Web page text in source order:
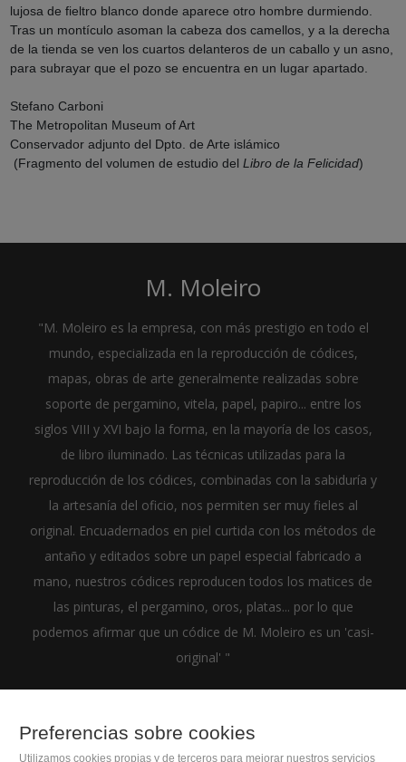
lujosa de fieltro blanco donde aparece otro hombre durmiendo.
Tras un montículo asoman la cabeza dos camellos, y a la derecha
de la tienda se ven los cuartos delanteros de un caballo y un asno,
para subrayar que el pozo se encuentra en un lugar apartado.
Stefano Carboni
The Metropolitan Museum of Art
Conservador adjunto del Dpto. de Arte islámico
(Fragmento del volumen de estudio del Libro de la Felicidad)
M. Moleiro
"M. Moleiro es la empresa, con más prestigio en todo el
mundo, especializada en la reproducción de códices,
mapas, obras de arte generalmente realizadas sobre
soporte de pergamino, vitela, papel, papiro... entre los
siglos VIII y XVI bajo la forma, en la mayoría de los casos,
de libro iluminado. Las técnicas utilizadas para la
reproducción de los códices, combinadas con la sabiduría y
la artesanía del oficio, nos permiten ser muy fieles al
original. Encuadernados en piel curtida con los métodos de
antaño y editados sobre un papel especial fabricado a
mano, nuestros códices reproducen todos los matices de
las pinturas, el pergamino, oros, platas... por lo que
podemos afirmar que un códice de M. Moleiro es un 'casi-
original' "
Preferencias sobre cookies
Utilizamos cookies propias y de terceros para mejorar nuestros servicios